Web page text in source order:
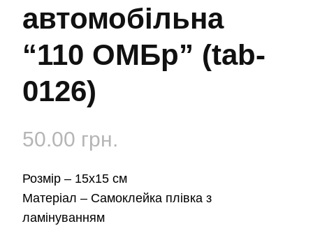
автомобільна
“110 ОМБр” (tab-
0126)
50.00 грн.
Розмір – 15х15 см
Матеріал – Самоклейка плівка з
ламінуванням